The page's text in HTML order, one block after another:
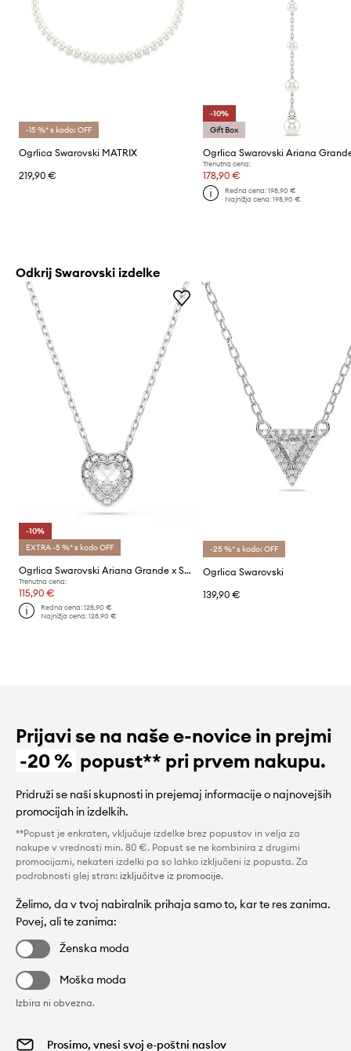
-15 %* s kodo: OFF
Ogrlica Swarovski MATRIX
219,90 €
-10%
Gift Box
Trenutna cena:
178,90 €
Redna cena: 198,90 €
Najnižja cena: 198,90 €
Odkrij Swarovski izdelke
-10%
EXTRA -5 %* s kodo OFF
Ogrlica Swarovski Ariana Grande x Swarovski
Trenutna cena:
115,90 €
Redna cena:128,90 €
Najnižja cena:128,90 €
-25 %* s kodo: OFF
Ogrlica Swarovski
139,90 €
Prijavi se na naše e-novice in prejmi
-20 % popust** pri prvem nakupu.
Pridruži se naši skupnosti in prejemaj informacije o najnovejših
promocijah in izdelkih.
**Popust je enkraten, vključuje izdelke brez popustov in velja za
nakupe v vrednosti min. 80 €. Popust se ne kombinira z drugimi
promocijami, nekateri izdelki pa so lahko izključeni iz popusta. Za
podrobnosti glej stran: izključitve iz promocije.
Želimo, da v tvoj nabiralnik prihaja samo to, kar te res zanima.
Povej, ali te zanima:
Ženska moda
Moška moda
Izbira ni obvezna.